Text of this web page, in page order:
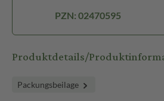
PZN: 02470595
Produktdetails/
Packungsbeilage